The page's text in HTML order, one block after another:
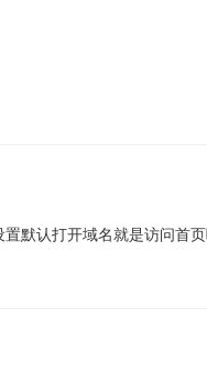
默认打开域名就是访问首